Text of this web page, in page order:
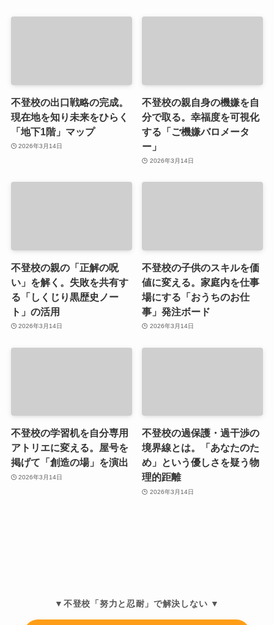
不登校の出口戦略の完成。
現在地を知り未来をひらく
「地下1階」マップ
2026年3月14日
不登校の親自身の機嫌を自
分で取る。幸福度を可視化
する「ご機嫌バロメータ
ー」
2026年3月14日
不登校の親の「正解の呪
い」を解く。失敗を共有す
る「しくじり黒歴史ノー
ト」の活用
2026年3月14日
不登校の子供のスキルを価
値に変える。家庭内を仕事
場にする「おうちのお仕
事」発注ボード
2026年3月14日
不登校の学習机を自分専用
アトリエに変える。屋号を
掲げて「創造の場」を演出
2026年3月14日
不登校の過保護・過干渉の
境界線とは。「あなたのた
め」という優しさを疑う物
理的距離
2026年3月14日
▼不登校「努力と忍耐」で解決しない ▼